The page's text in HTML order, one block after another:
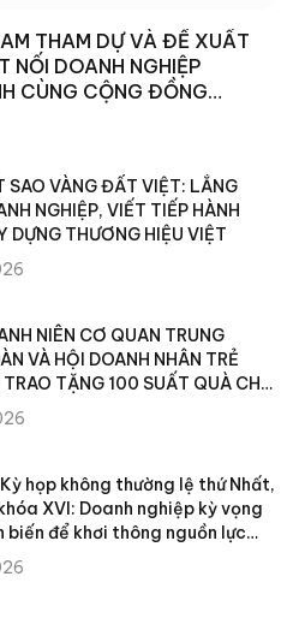
THAM DỰ VÀ ĐỀ XUẤT
NỐI DOANH NGHIỆP
CÙNG CỘNG ĐỒNG
SAO VÀNG ĐẤT VIỆT: LẮNG
NGHIỆP, VIẾT TIẾP HÀNH
DỰNG THƯƠNG HIỆU VIỆT
NIÊN CƠ QUAN TRUNG
VÀ HỘI DOANH NHÂN TRẺ
TẶNG 100 SUẤT QUÀ CHO
XÃ TÙNG VÀI (TUYÊN QUANG)
họp không thường lệ thứ Nhất,
XVI: Doanh nghiệp kỳ vọng
biến để khơi thông nguồn lực